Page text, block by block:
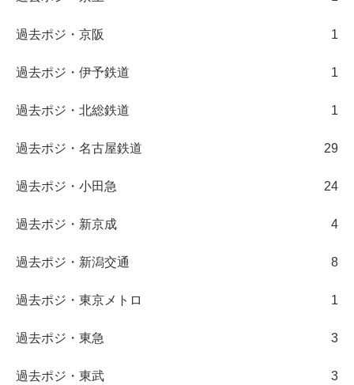
過去ポジ・京阪 1
過去ポジ・伊予鉄道 1
過去ポジ・北総鉄道 1
過去ポジ・名古屋鉄道 29
過去ポジ・小田急 24
過去ポジ・新京成 4
過去ポジ・新潟交通 8
過去ポジ・東京メトロ 1
過去ポジ・東急 3
過去ポジ・東武 3